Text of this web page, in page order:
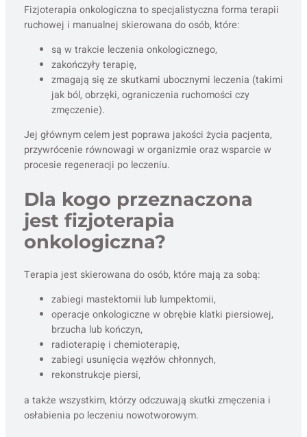
Fizjoterapia onkologiczna to specjalistyczna forma terapii
ruchowej i manualnej skierowana do osób, które:
są w trakcie leczenia onkologicznego,
zakończyły terapię,
zmagają się ze skutkami ubocznymi leczenia (takimi
jak ból, obrzęki, ograniczenia ruchomości czy
zmęczenie).
Jej głównym celem jest poprawa jakości życia pacjenta,
przywrócenie równowagi w organizmie oraz wsparcie w
procesie regeneracji po leczeniu.
Dla kogo przeznaczona
jest fizjoterapia
onkologiczna?
Terapia jest skierowana do osób, które mają za sobą:
zabiegi mastektomii lub lumpektomii,
operacje onkologiczne w obrębie klatki piersiowej,
brzucha lub kończyn,
radioterapię i chemioterapię,
zabiegi usunięcia węzłów chłonnych,
rekonstrukcje piersi,
a także wszystkim, którzy odczuwają skutki zmęczenia i
osłabienia po leczeniu nowotworowym.